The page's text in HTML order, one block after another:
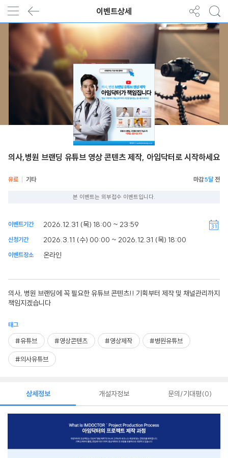
이벤트상세
의사,병원 브랜딩 유튜브 영상 콘텐츠 제작, 아임닥터로 시작하세요
유료 기타 5달
본 이벤트는 외부접수 이벤트입니다.
이벤트기간 2026.12.31 (목) 18:00 ~ 23:59
신청기간 2026.3.11 (수) 00:00 ~ 2026.12.31 (목) 18:00
이벤트장소 온라인
의사, 병원 브랜딩에 꼭 필요한 유튜브 콘텐츠!! 기획부터 제작 및 채널관리까지
책임지겠습니다
태그
#유튜브 #영상콘텐츠 #영상제작 #병원유튜브
#의사유튜브
상세정보 개설자정보 문의/기대평 0